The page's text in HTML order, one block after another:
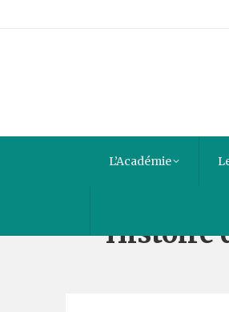
L’Académie
Histoire